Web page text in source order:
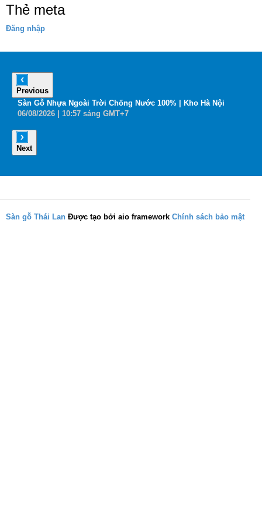
Thẻ meta
Đăng nhập
Previous
Sàn Gỗ Nhựa Ngoài Trời Chống Nước 100% | Kho Hà Nội
06/08/2026 | 10:57 sáng GMT+7
Next
Sàn gỗ Thái Lan Được tạo bởi aio framework Chính sách bảo mật